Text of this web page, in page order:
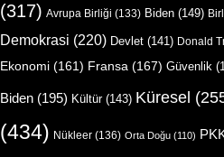
(317) Avrupa Birliği (133) Biden (149)
Demokrasi (220) Devlet (141) Donald
Ekonomi (161) Fransa (167) Güvenlik
Biden (195) Kültür(143) Küresel
(434) Nükleer (136) Orta Doğu (110)